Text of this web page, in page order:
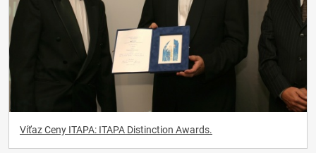
Víťaz Ceny ITAPA: ITAPA Distinction Awards.